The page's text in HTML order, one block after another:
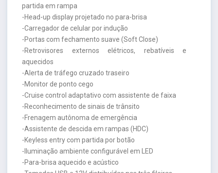
partida em rampa
-Head-up display projetado no para-brisa
-Carregador de celular por indução
-Portas com fechamento suave (Soft Close)
-Retrovisores externos elétricos, rebatíveis e
aquecidos
-Alerta de tráfego cruzado traseiro
-Monitor de ponto cego
-Cruise control adaptativo com assistente de faixa
-Reconhecimento de sinais de trânsito
-Frenagem autônoma de emergência
-Assistente de descida em rampas (HDC)
-Keyless entry com partida por botão
-Iluminação ambiente configurável em LED
-Para-brisa aquecido e acústico